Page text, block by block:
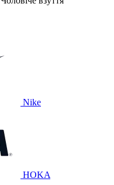
Nike
HOKA